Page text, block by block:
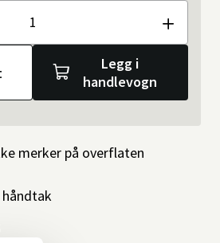
Legg i
handlevogn
merker på overflaten